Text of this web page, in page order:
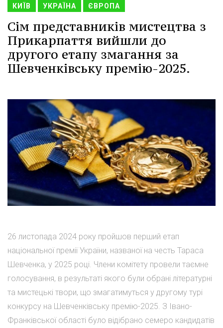
КИЇВ УКРАЇНА ЄВРОПА
Сім представників мистецтва з
Прикарпаття вийшли до
другого етапу змагання за
Шевченківську премію-2025.
26 листопада 2024 року пройшов перший етап
національної премії України, названої на честь Тараса
Шевченка, у 2025 році. Члени комітету провели таємне
голосування, в результаті якого були обрані літературні
та мистецькі твори, що змагатимуться у другому турі
конкурсу на Шевченківську премію-2025. З Івано-
Франківської області було відібрано семеро кандидатів